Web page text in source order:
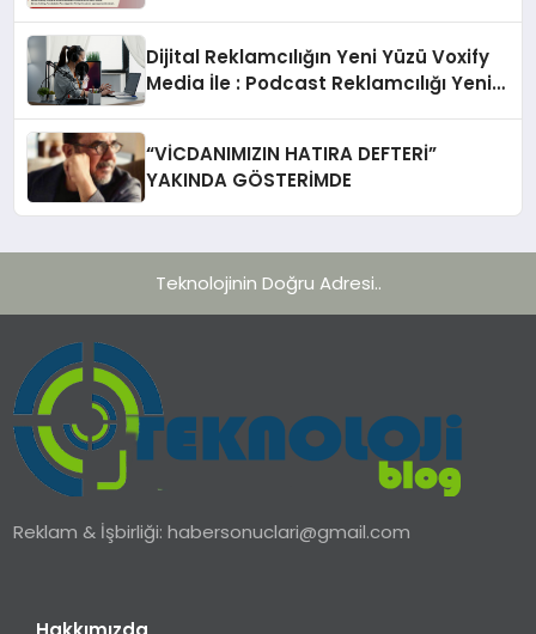
Dijital Reklamcılığın Yeni Yüzü Voxify
Media İle : Podcast Reklamcılığı Yeni
“VİCDANIMIZIN HATIRA DEFTERİ”
YAKINDA GÖSTERİMDE
Teknolojinin Doğru Adresi..
Reklam & İşbirliği:habersonuclari@gmail.com